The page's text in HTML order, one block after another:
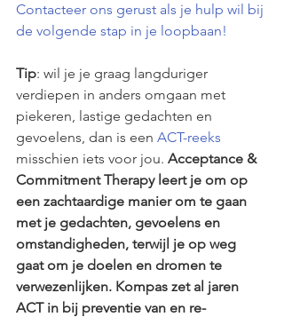
Contacteer ons gerust als je hulp wil bij
de volgende stap in je loopbaan!
Tip: wil je je graag langduriger
verdiepen in anders omgaan met
piekeren, lastige gedachten en
gevoelens, dan is een ACT-reeks
misschien iets voor jou. Acceptance &
Commitment Therapy leert je om op
een zachtaardige manier om te gaan
met je gedachten, gevoelens en
omstandigheden, terwijl je op weg
gaat om je doelen en dromen te
verwezenlijken. Kompas zet al jaren
ACT in bij preventie van en re-